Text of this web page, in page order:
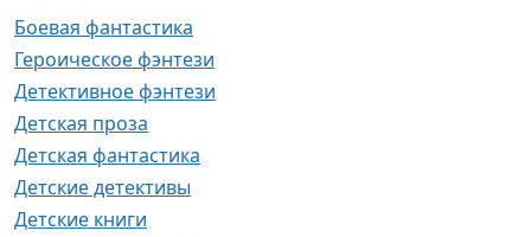
Боевая фантастика
Героическое фэнтези
Детективное фэнтези
Детская проза
Детская фантастика
Детские детективы
Детские книги